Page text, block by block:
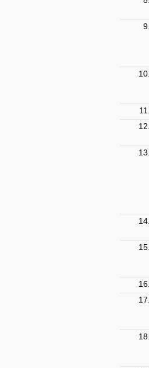
9.
10.
11.
12.
13.
14.
15.
16.
17.
18.